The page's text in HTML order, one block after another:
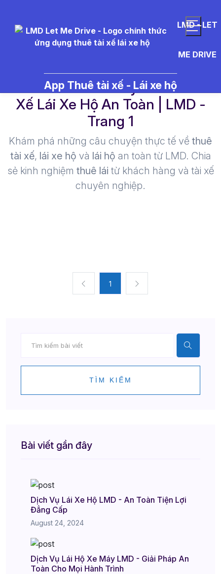
LMD - LET
ME DRIVE
App Thuê tài xế - Lái xe hộ
Scotch%20Whisky - Thuê Tài
Xế Lái Xe Hộ An Toàn | LMD -
Trang 1​
Khám phá những câu chuyện thực tế về thuê
tài xế, lái xe hộ và lái hộ an toàn từ LMD. Chia
sẻ kinh nghiệm thuê lái từ khách hàng và tài xế
chuyên nghiệp.
1
TÌM KIẾM
Bài viết gần đây
Dịch Vụ Lái Xe Hộ LMD - An Toàn Tiện Lợi
Đẳng Cấp
August 24, 2024
Dịch Vụ Lái Hộ Xe Máy LMD - Giải Pháp An
Toàn Cho Mọi Hành Trình